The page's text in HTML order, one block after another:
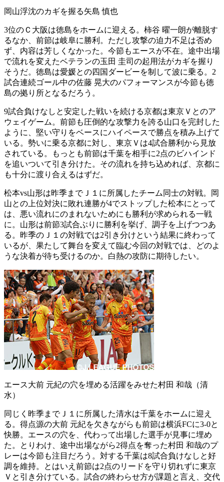
岡山浮沈のカギを握る矢島 慎也
3位のＣ大阪は徳島をホームに迎える。柿谷 曜一朗が離脱す
るなか、前節は岐阜に勝利。ただし攻撃の迫力不足は否め
ず、内容は芳しくなかった。今節もエースが不在。途中出場
で流れを変えたベテランの玉田 圭司の起用法がカギを握り
そうだ。徳島は愛媛との四国ダービーを制して波に乗る。2
試合連続ゴール中の佐藤 晃大のパフォーマンスが今節も徳
島の拠り所となるだろう。
9試合負けなしと安定した戦いを続ける京都は東京Ｖとのア
ウェイゲーム。前節も圧倒的な攻撃力を誇る山口を完封した
ように、堅い守りをベースにハイペースで勝点を積み上げて
いる。勢いに乗る京都に対し、東京Ｖは4試合勝利から見放
されている。もっとも前節は千葉を相手に2点のビハインド
を追いついて引き分けた。その流れを持ち込めれば、京都に
も十分に渡り合えるはずだ。
松本vs山形は昨季までＪ１に所属したチーム同士の対戦。岡
山との上位対決に敗れ連勝が4でストップした松本にとって
は、悪い流れにのまれないためにも勝利が求められる一戦
に。山形は前節3試合ぶりに勝利を挙げ、調子を上げつつあ
る。昨季のＪ１の対戦では2引き分けという結果に終わって
いるが、果たして舞台を変えて臨む今回の対戦では、どのよ
うな決着が待ち受けるのか。白熱の攻防に期待したい。
エース大前 元紀の穴を埋める活躍をみせた村田 和哉（清
水）
同じく昨季までＪ１に所属した清水は千葉をホームに迎え
る。得点源の大前 元紀を欠きながらも前節は横浜FCに3-0と
快勝。エースの穴を、代わって出場した選手が見事に埋め
た。とりわけ、途中出場ながら2得点を奪った村田 和哉のプ
レーは今節も注目だろう。対する千葉は8試合負けなしと好
調を維持。とはいえ前節は2点のリードを守り切れずに東京
Ｖと引き分けている。試合の終わらせ方が課題と言え、交代